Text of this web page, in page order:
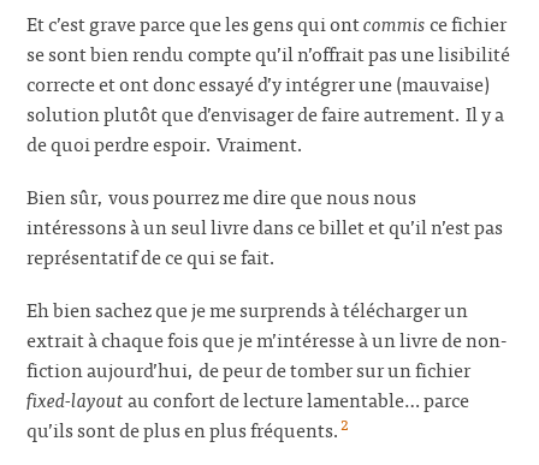
Et c’est grave parce que les gens qui ontcommisce fichier
se sont bien rendu compte qu’il n’offrait pas une lisibilité
correcte et ont donc essayé d’y intégrer une (mauvaise)
solution plutôt que d’envisager de faire autrement. Il y a
de quoi perdre espoir. Vraiment.
Bien sûr, vous pourrez me dire que nous nous
intéressons à un seul livre dans ce billet et qu’il n’est pas
représentatif de ce qui se fait.
Eh bien sachez que je me surprends à télécharger un
extrait à chaque fois que je m’intéresse à un livre de non-
fiction aujourd’hui, de peur de tomber sur un fichier
fixed-layoutau confort de lecture lamentable… parce
qu’ils sont de plus en plus fréquents.2